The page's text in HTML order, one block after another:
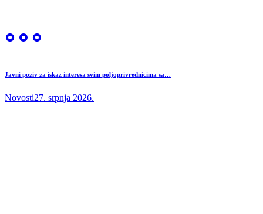
Javni poziv za iskaz interesa svim poljoprivrednicima sa…
Novosti27. srpnja 2026.